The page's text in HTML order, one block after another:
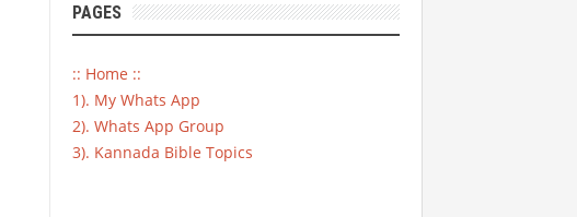
PAGES
:: Home ::
1). My Whats App
2). Whats App Group
3). Kannada Bible Topics